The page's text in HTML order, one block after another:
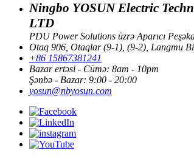
Ningbo YOSUN Electric
LTD
PDU Power Solutions üzrə Aparıcı
Otaq 906, Otaqlar (9-1), (9-2), Langmu
+86 15867381241
Bazar ertəsi - Cümə: 8am - 10pm
Şənbə - Bazar: 9:00 - 20:00
yosun@nbyosun.com